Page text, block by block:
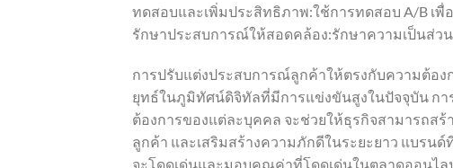
ทดสอบและเพิ่มประสิทธิภาพ:ใช้การทดสอบ A/B เ
รักษาประสบการณ์ให้สอดคล้อง:รักษาความเป็นส่
การปรับแต่งประสบการณ์ลูกค้าให้ตรงกับความต้อง
ยุทธ์ในภูมิทัศน์ดิจิทัลที่มีการแข่งขันสูงในปัจจุบัน กา
ต้องการของแต่ละบุคคล จะช่วยให้ธุรกิจสามารถส
ลูกค้า และเสริมสร้างความภักดีในระยะยาว แบรน
จะโดดเด่นและมอบคุณค่าที่โดดเด่นในตลาดออนไล